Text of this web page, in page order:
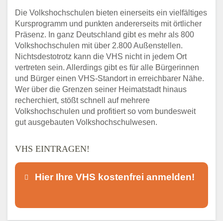
Die Volkshochschulen bieten einerseits ein vielfältiges
Kursprogramm und punkten andererseits mit örtlicher
Präsenz. In ganz Deutschland gibt es mehr als 800
Volkshochschulen mit über 2.800 Außenstellen.
Nichtsdestotrotz kann die VHS nicht in jedem Ort
vertreten sein. Allerdings gibt es für alle Bürgerinnen
und Bürger einen VHS-Standort in erreichbarer Nähe.
Wer über die Grenzen seiner Heimatstadt hinaus
recherchiert, stößt schnell auf mehrere
Volkshochschulen und profitiert so vom bundesweit
gut ausgebauten Volkshochschulwesen.
VHS EINTRAGEN!
Hier Ihre VHS kostenfrei anmelden!